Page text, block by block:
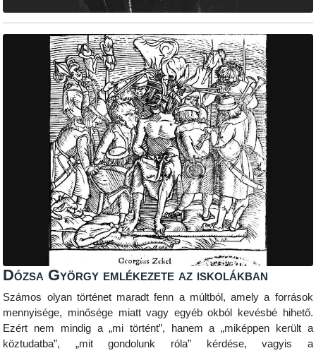
Dózsa György emlékezete az iskolákban
Számos olyan történet maradt fenn a múltból, amely a források
mennyisége, minősége miatt vagy egyéb okból kevésbé hihető.
Ezért nem mindig a „mi történt”, hanem a „miképpen került a
köztudatba”, „mit gondolunk róla” kérdése, vagyis a